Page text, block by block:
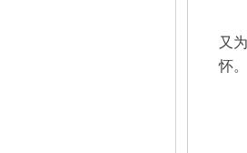
又
怀。